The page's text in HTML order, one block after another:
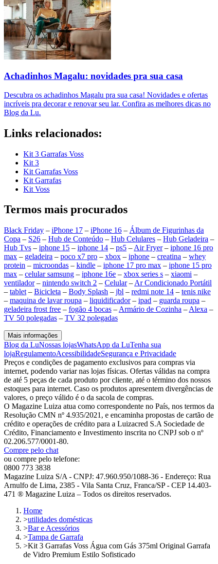
Achadinhos Magalu: novidades pra sua casa
Descubra os achadinhos Magalu pra sua casa! Novidades e ofertas
incríveis pra decorar e renovar seu lar. Confira as melhores dicas no
Blog da Lu.
Links relacionados:
Kit 3 Garrafas Voss
Kit 3
Kit Garrafas Voss
Kit Garrafas
Kit Voss
Termos mais procurados
Black Friday – iPhone 17 – iPhone 16 – Álbum de Figurinhas da
Copa – S26 – Hub de Conteúdo – Hub Celulares – Hub Geladeira –
Hub Tvs – iphone 15 – iphone 14 – ps5 – Air Fryer– iphone 16 pro
max – geladeira – poco x7 pro – xbox – iphone – creatina – whey
protein – microondas – kindle – iphone 17 pro max – iphone 15 pro
max – celular samsung – iphone 16e – xbox series s – xiaomi –
ventilador– nintendo switch 2 – Celular– Ar Condicionado Portátil
– tablet – Bicicleta – Body Splash – jbl – redmi note 14 – tenis nike
– maquina de lavar roupa – liquidificador– ipad – guarda roupa –
geladeira frost free – fogão 4 bocas – Armário de Cozinha – Alexa –
TV 50 polegadas – TV 32 polegadas
Mais informações
Blog da LuNossas lojasWhatsApp da LuTenha sua
lojaRegulamentoAcessibilidadeSegurança e Privacidade
Preços e condições de pagamento exclusivos para compras via
internet, podendo variar nas lojas físicas. Ofertas válidas na compra
de até 5 peças de cada produto por cliente, até o término dos nossos
estoques para internet. Caso os produtos apresentem divergências de
valores, o preço válido é o da sacola de compras.
O Magazine Luiza atua como correspondente no País, nos termos da
Resolução CMN nº 4.935/2021, e encaminha propostas de cartão de
crédito e operações de crédito para a Luizacred S.A Sociedade de
Crédito, Financiamento e Investimento inscrita no CNPJ sob o nº
02.206.577/0001-80.
Compre pelo chat
ou compre pelo telefone:
0800 773 3838
Magazine Luiza S/A - CNPJ: 47.960.950/1088-36 - Endereço: Rua
Arnulfo de Lima, 2385 - Vila Santa Cruz, Franca/SP - CEP 14.403-
471 ® Magazine Luiza – Todos os direitos reservados.
Home
>utilidades domésticas
>Bar e Acessórios
>Tampa de Garrafa
>Kit 3 Garrafas Voss Água com Gás 375ml Original Garrafa
de Vidro Premium Estilo Sofisticado